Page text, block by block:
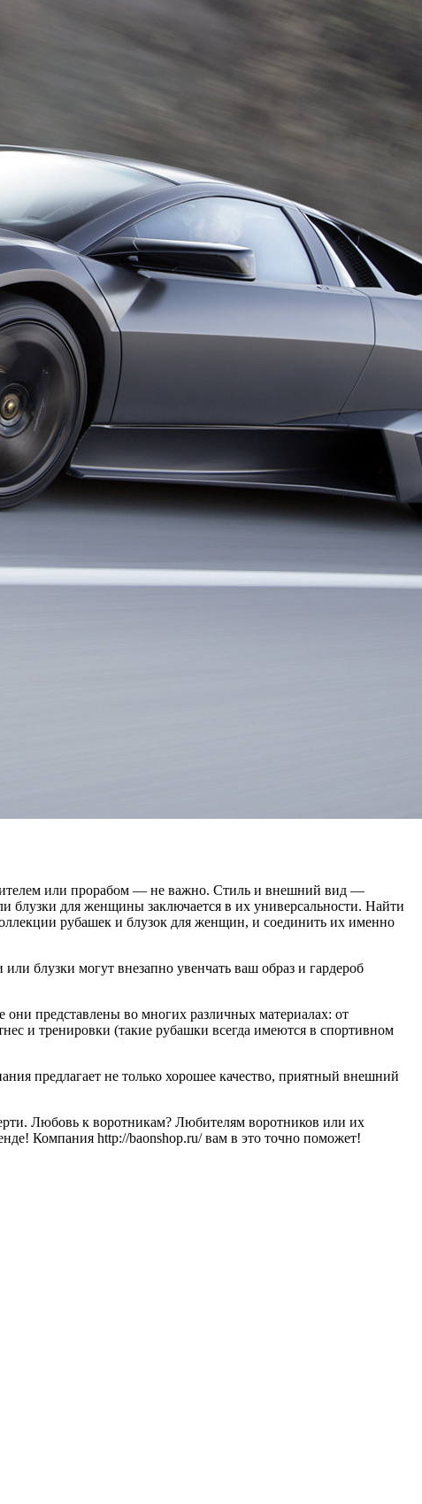
или прорабом — не важно. Стиль и внешний вид —
блузки для женщины заключается в их универсальности. Найти
рубашек и блузок для женщин, и соединить их именно
блузки могут внезапно увенчать ваш образ и гардероб
представлены во многих различных материалах: от
и тренировки (такие рубашки всегда имеются в спортивном
предлагает не только хорошее качество, приятный внешний
Любовь к воротникам? Любителям воротников или их
Компания http://baonshop.ru/ вам в это точно поможет!